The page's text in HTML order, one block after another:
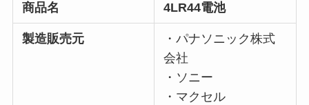
商品名 4LR44電池
製造販売元
・パナソニック株式
会社
・ソニー
・マクセル